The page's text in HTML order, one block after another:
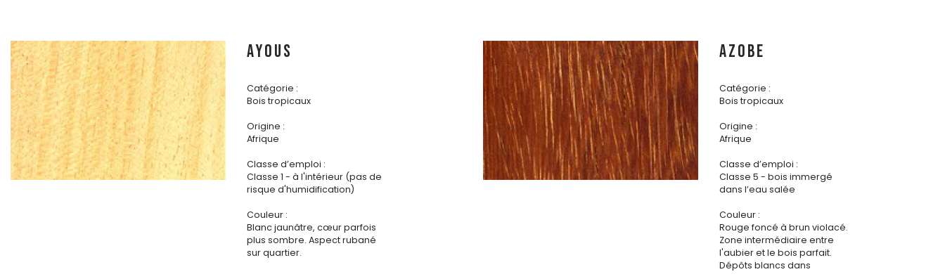
AYOUS
Catégorie :
Bois tropicaux
Origine :
Afrique
Classe d’emploi :
Classe 1 - à l'intérieur (pas de
risque d'humidification)
Couleur :
Blanc jaunâtre, cœur parfois
plus sombre. Aspect rubané
sur quartier.
AZOBE
Catégorie :
Bois tropicaux
Origine :
Afrique
Classe d’emploi :
Classe 5 - bois immergé
dans l’eau salée
Couleur :
Rouge foncé à brun violacé.
Zone intermédiaire entre
l'aubier et le bois parfait.
Dépôts blancs dans